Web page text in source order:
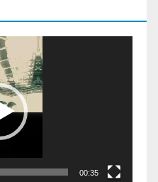
00:35